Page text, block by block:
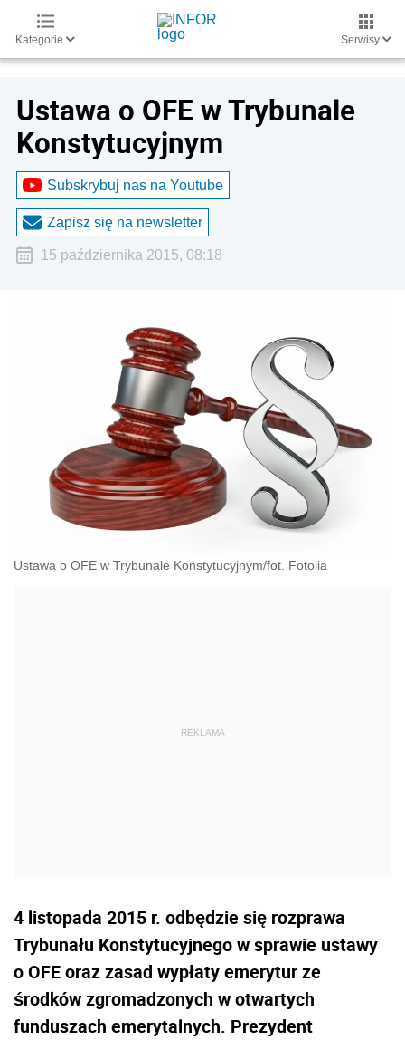
Kategorie Serwisy
Ustawa o OFE w Trybunale
Konstytucyjnym
Subskrybuj nas na Youtube
Zapisz się na newsletter
15 października 2015, 08:18
Ustawa o OFE w Trybunale Konstytucyjnym/fot. Fotolia
4 listopada 2015 r. odbędzie się rozprawa
Trybunału Konstytucyjnego w sprawie ustawy
o OFE oraz zasad wypłaty emerytur ze
środków zgromadzonych w otwartych
funduszach emerytalnych. Prezydent